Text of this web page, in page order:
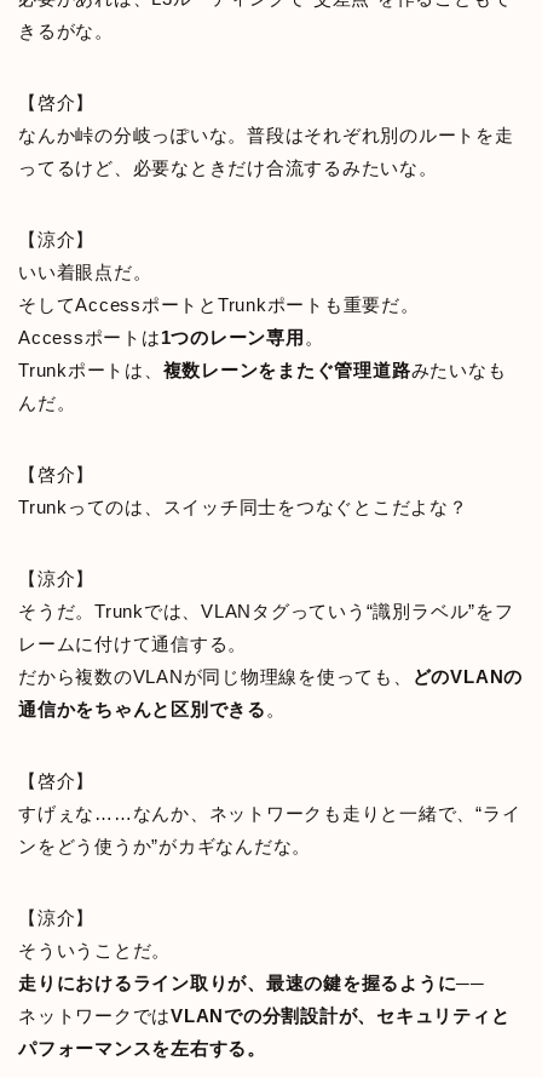
きるがな。
【啓介】
なんか峠の分岐っぽいな。普段はそれぞれ別のルートを走
ってるけど、必要なときだけ合流するみたいな。
【涼介】
いい着眼点だ。
そしてAccessポートとTrunkポートも重要だ。
Accessポートは1つのレーン専用 。
Trunkポートは、 複数レーンをまたぐ管理道路みたいなも
んだ。
【啓介】
Trunkってのは、スイッチ同士をつなぐとこだよな？
【涼介】
そうだ。Trunkでは、VLANタグっていう“識別ラベル”をフ
レームに付けて通信する。
だから複数のVLANが同じ物理線を使っても、
どのVLANの
通信かをちゃんと区別できる 。
【啓介】
すげぇな……なんか、ネットワークも走りと一緒で、“ライ
ンをどう使うか”がカギなんだな。
【涼介】
そういうことだ。
走りにおけるライン取りが、最速の鍵を握るように──
ネットワークではVLANでの分割設計が、セキュリティと
パフォーマンスを左右する。